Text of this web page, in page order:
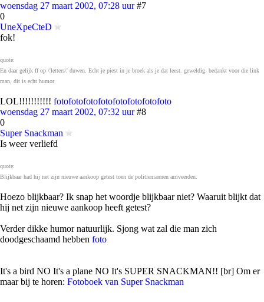
woensdag 27 maart 2002, 07:28 uur #7
0
UneXpeCteD
fok!
quote:
En daar gelijk ff op \'letters\' duwen. Echt je piest in je broek als je dat leest. geweldig. bedankt voor die link
man, dit is echt humor
LOL!!!!!!!!!!! fotofotofotofotofotofotofotofoto
woensdag 27 maart 2002, 07:32 uur #8
0
Super Snackman
Is weer verliefd
quote:
Blijkbaar had hij net zijn nieuwe aankoop getest toen de politiemannen arriveerden.
Hoezo blijkbaar? Ik snap het woordje blijkbaar niet? Waaruit blijkt dat
hij net zijn nieuwe aankoop heeft getest?
Verder dikke humor natuurlijk. Sjong wat zal die man zich
doodgeschaamd hebben foto
It's a bird NO It's a plane NO It's SUPER SNACKMAN!! [br] Om er
maar bij te horen: Fotoboek van Super Snackman